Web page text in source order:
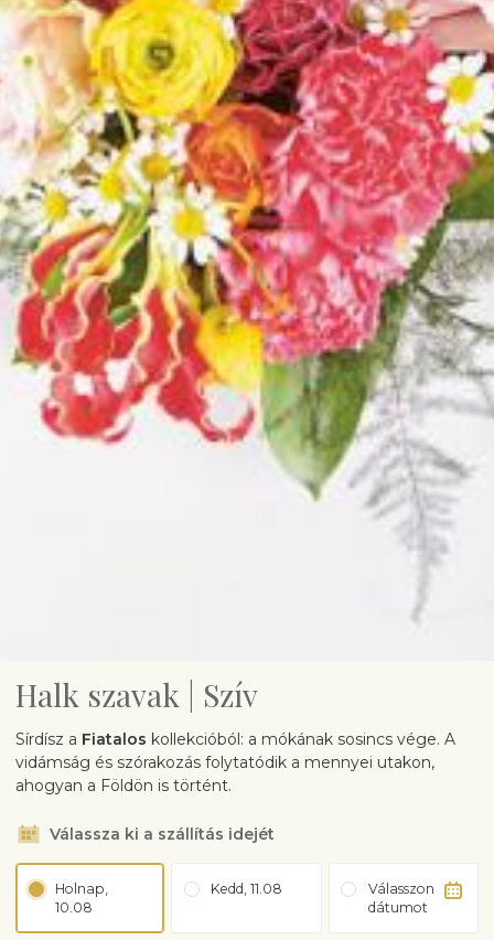
Halk szavak | Szív
Sírdísz a Fiatalos kollekcióból: a mókának sosincs vége. A
vidámság és szórakozás folytatódik a mennyei utakon,
ahogyan a Földön is történt.
Válassza ki a szállítás idejét
Holnap,
10.08
Kedd, 11.08
Válasszon
dátumot